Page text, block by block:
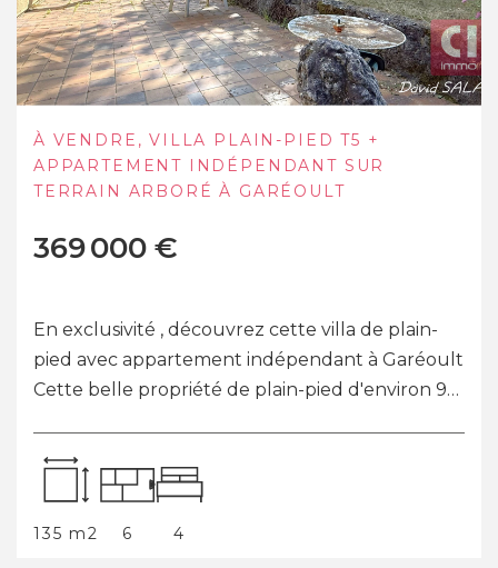
MAISON PLAIN-PIED TYPE 7 DE 135M² À
MAZAUGUES
proposer à la vente, cette belle maison de plain-
pied datant de 2005, d'environ 135m². Edifiée
sur un terrain entièrement clôt de 1200m² en...